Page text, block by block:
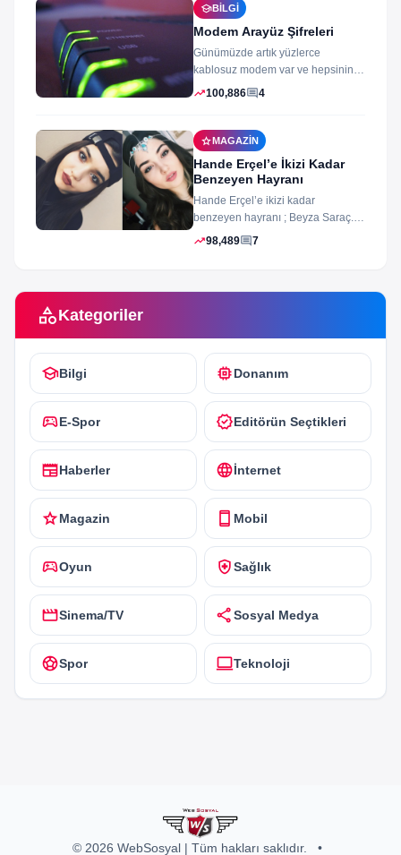
schoolBILGI
Modem Arayüz Şifreleri
Günümüzde artık yüzlerce
kablosuz modem var ve hepsinin
arayüz şifleri ve arayüzü farklı
trending_up100,886comment4
starMAGAZIN
Hande Erçel’e İkizi Kadar
Benzeyen Hayranı
Hande Erçel’e ikizi kadar
benzeyen hayranı ; Beyza Saraç.
Son zamanlarda Hande Erçel’e
trending_up98,489comment7
categoryKategoriler
schoolBilgi memoryDonanım
sports_esportsE-Spor verifiedEditörün Seçtikleri
newspaperHaberler languageİnternet
starMagazin smartphone Mobil
sports_esportsOyun health_and_safetySağlık
movieSinema/TV shareSosyal Medya
sports_soccerSpor computerTeknoloji
© 2026 WebSosyal | Tüm hakları saklıdır. •